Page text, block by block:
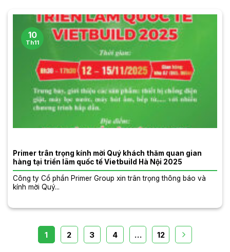
Primer trân trọng kính mời Quý khách thăm quan gian
hàng tại triển lãm quốc tế Vietbuild Hà Nội 2025
Công ty Cổ phần Primer Group xin trân trọng thông báo và
kính mời Quý...
10
Th11
1 2 3 4 … 12